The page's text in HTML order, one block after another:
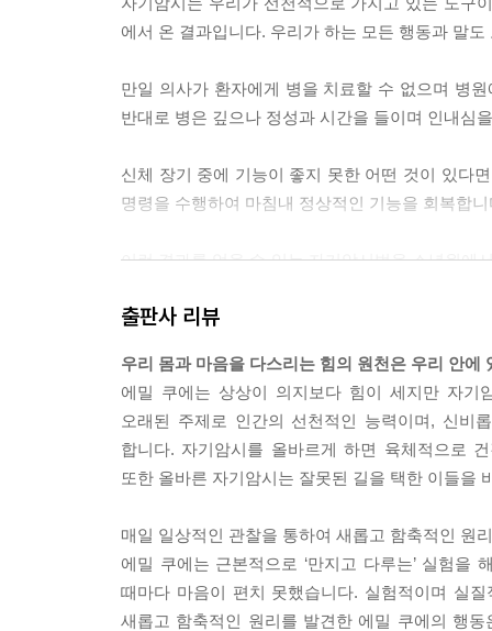
보육자는 신중하게 선택하라 _ 265
성공한다는 확고한 생각으로
인생을 시작하도록 가르쳐라 _ 269
바람직한 품성을 일깨워 주는 암시법 _ 272
에서 온 결과입니다. 우리가 하는 모든 행동과 말
만일 의사가 환자에게 병을 치료할 수 없으며 병
반대로 병은 깊으나 정성과 시간을 들이며 인내심
신체 장기 중에 기능이 좋지 못한 어떤 것이 있다
명령을 수행하여 마침내 정상적인 기능을 회복합
이런 결과를 얻을 수 있는 자기암시법을 소년원에
요? --- p.72
병이 치료된 사례를 보면 명확하게 자기암시의
로, 대표적인 몇 가지를 들도록 하겠습니다. --- p.77
자기암시로 사람들을 치료하고 연구한 결과에 따
암시를 하는 것이 가장 효과가 좋은 것으로 나타났
사람의 마음 안에는 무한한 힘이 내재되어 있습니
상상은 고삐를 채우지 않은 말과 같습니다. 그런
를 갖추고 몰면 당신이 가고자 하는 방향으로 달려
출판사 리뷰
우리 몸과 마음을 다스리는 힘의 원천은 우리 안에
에밀 쿠에는 상상이 의지보다 힘이 세지만 자기
오래된 주제로 인간의 선천적인 능력이며, 신
합니다. 자기암시를 올바르게 하면 육체적으로
또한 올바른 자기암시는 잘못된 길을 택한 이들을
매일 일상적인 관찰을 통하여 새롭고 함축적인 원
에밀 쿠에는 근본적으로 ‘만지고 다루는’ 실험
때마다 마음이 편치 못했습니다. 실험적이며 실
새롭고 함축적인 원리를 발견한 에밀 쿠에의 행